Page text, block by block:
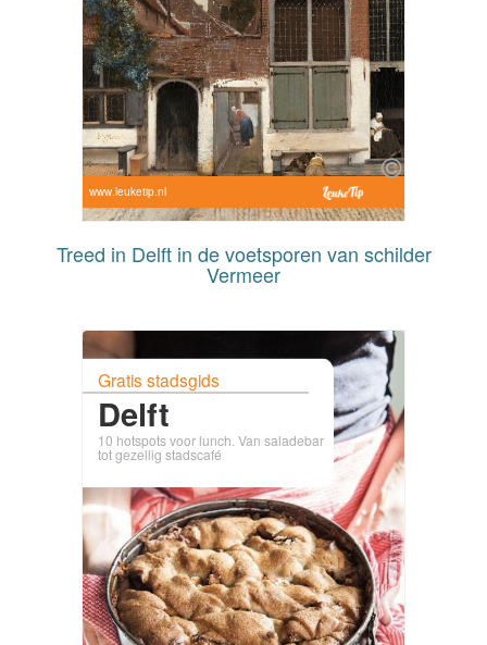
www.leuketip.nl
Treed in Delft in de voetsporen van schilder
Vermeer
Gratis stadsgids
Delft
10 hotspots voor lunch. Van saladebar
tot gezellig stadscafé